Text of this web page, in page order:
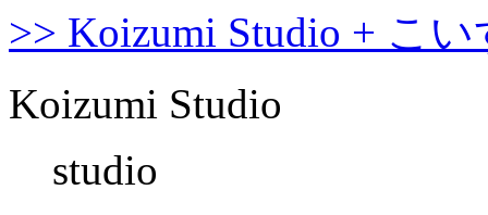
>> Koizumi Studio + こ
Koizumi Studio
studio